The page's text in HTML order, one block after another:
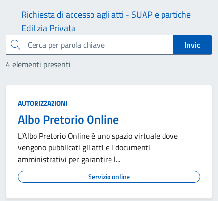
cerca
Invio
4 elementi presenti
AUTORIZZAZIONI
Albo Pretorio Online
L'Albo Pretorio Online è uno spazio virtuale dove
vengono pubblicati gli atti e i documenti
amministrativi per garantire l...
Servizio online
Richiesta di accesso agli atti - SUAP e partiche
Edilizia Privata